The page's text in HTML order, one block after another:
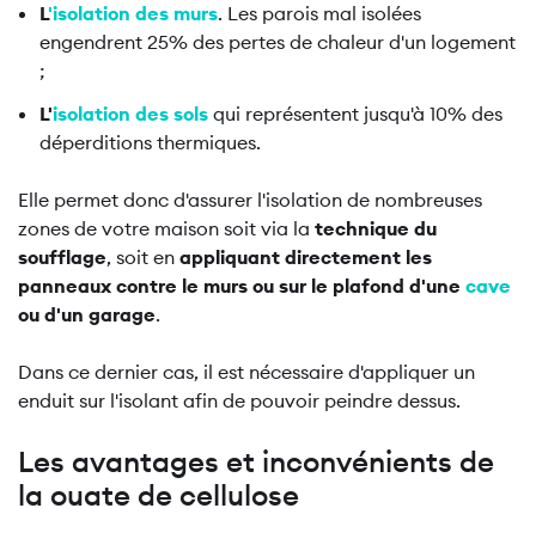
L'isolation des murs. Les parois mal isolées
engendrent 25% des pertes de chaleur d'un logement
;
L'isolation des sols qui représentent jusqu'à 10% des
déperditions thermiques.
Elle permet donc d'assurer l'isolation de nombreuses
zones de votre maison soit via la technique du
soufflage, soit en appliquant directement les
panneaux contre le murs ou sur le plafond d'une cave
ou d'un garage.
Dans ce dernier cas, il est nécessaire d'appliquer un
enduit sur l'isolant afin de pouvoir peindre dessus.
Les avantages et inconvénients de
la ouate de cellulose